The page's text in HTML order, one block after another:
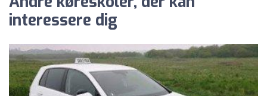
interessere dig